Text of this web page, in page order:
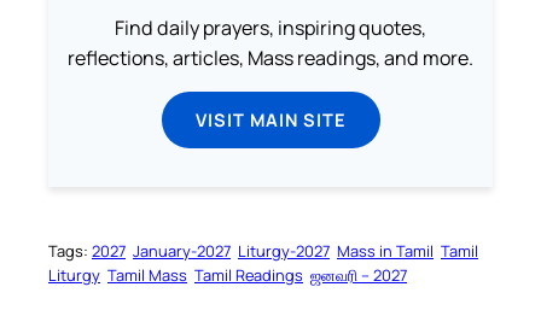
Find daily prayers, inspiring quotes,
reflections, articles, Mass readings, and more.
VISIT MAIN SITE
Tags: 2027 January-2027 Liturgy-2027 Mass in Tamil Tamil
Liturgy Tamil Mass Tamil Readings ஜனவரி – 2027